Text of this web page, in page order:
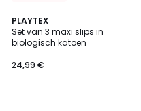
PLAYTEX
Set van 3 maxi slips in
biologisch katoen
24,99 €
4,4
/ 5
2
Kleuren